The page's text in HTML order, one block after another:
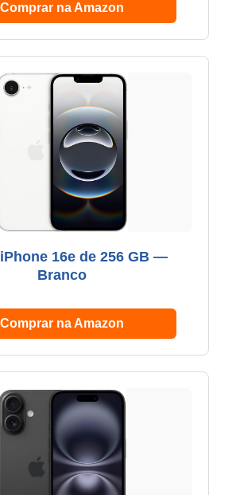
Comprar na Amazon
16e de 256 GB —
Branco
Comprar na Amazon